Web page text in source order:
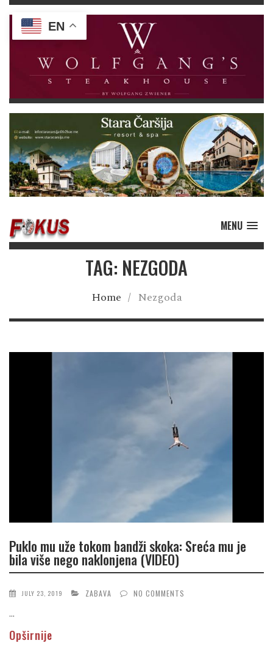
MENU
TAG: NEZGODA
Home / Nezgoda
Puklo mu uže tokom bandži skoka: Sreća mu je
bila više nego naklonjena (VIDEO)
JULY 23, 2019 ZABAVA NO COMMENTS
...
Opširnije
EN